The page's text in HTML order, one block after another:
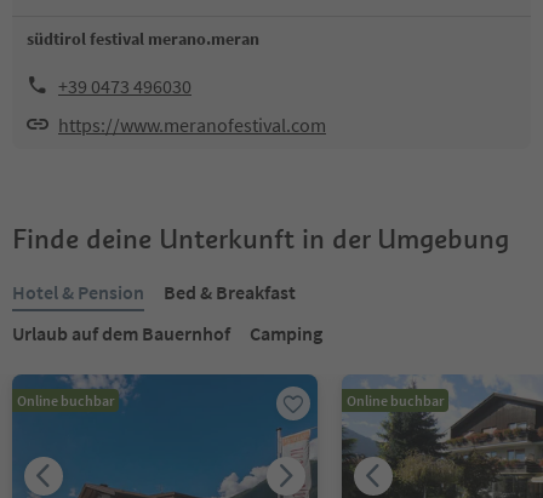
südtirol festival merano.meran
+39 0473 496030
https://www.meranofestival.com
Finde deine Unterkunft in der Umgebung
Hotel & Pension
Bed & Breakfast
Urlaub auf dem Bauernhof
Camping
Online buchbar Online buchbar